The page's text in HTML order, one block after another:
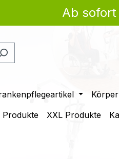
Ab sofort
Produkte XXL Produkte